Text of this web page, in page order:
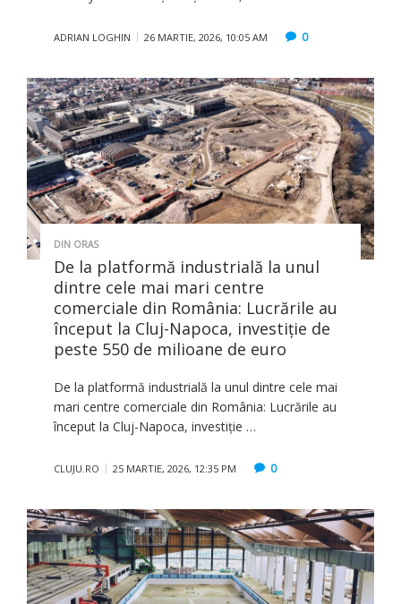
ADRIAN LOGHIN 26 MARTIE, 2026, 10:05 AM 0
DIN ORAS
De la platformă industrială la unul
dintre cele mai mari centre
comerciale din România: Lucrările au
început la Cluj-Napoca, investiție de
peste 550 de milioane de euro
De la platformă industrială la unul dintre cele mai
mari centre comerciale din România: Lucrările au
început la Cluj-Napoca, investiție …
CLUJU.RO 25 MARTIE, 2026, 12:35 PM 0